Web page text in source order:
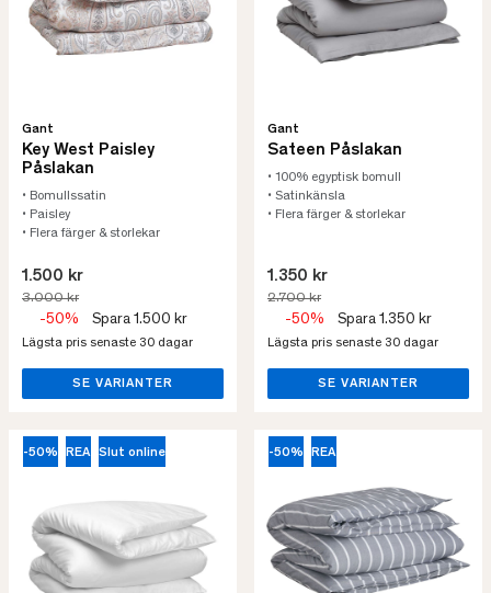
Gant
Key West Paisley
Påslakan
• Bomullssatin
• Paisley
• Flera färger & storlekar
1.500 kr
3.000 kr
-50% Spara 1.500 kr
Lägsta pris senaste 30 dagar
SE VARIANTER
Gant
Sateen Påslakan
• 100% egyptisk bomull
• Satinkänsla
• Flera färger & storlekar
1.350 kr
2.700 kr
-50% Spara 1.350 kr
Lägsta pris senaste 30 dagar
SE VARIANTER
-50% REA Slut online -50% REA